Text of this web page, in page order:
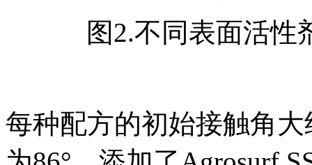
图2.不同表面活性
每种配方的初始接触角